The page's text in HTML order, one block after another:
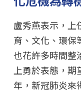
盧秀燕表示，上
育、文化、環保
也花許多時間整
上勇於表態，
年，新冠肺炎來